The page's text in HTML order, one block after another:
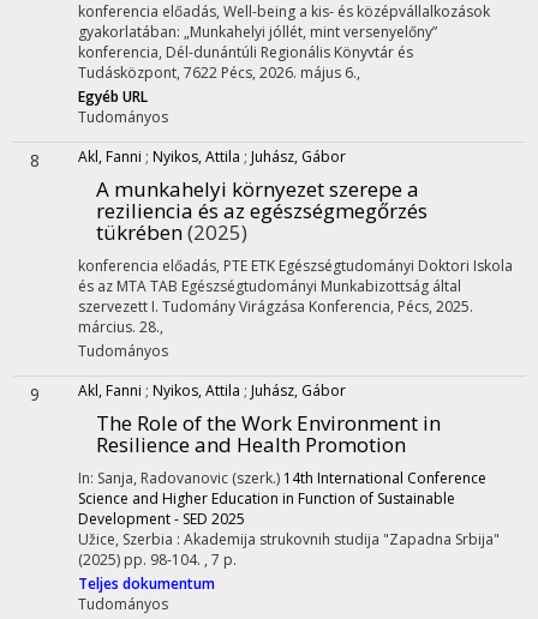
konferencia előadás, Well-being a kis- és középvállalkozások
gyakorlatában: „Munkahelyi jóllét, mint versenyelőny”
konferencia, Dél-dunántúli Regionális Könyvtár és
Tudásközpont, 7622 Pécs, 2026. május 6.,
Egyéb URL
Tudományos
8 Akl, Fanni ; Nyikos, Attila ; Juhász, Gábor
A munkahelyi környezet szerepe a
reziliencia és az egészségmegőrzés
tükrében(2025)
konferencia előadás, PTE ETK Egészségtudományi Doktori Iskola
és az MTA TAB Egészségtudományi Munkabizottság által
szervezett I. Tudomány Virágzása Konferencia, Pécs, 2025.
március. 28.,
Tudományos
9 Akl, Fanni ; Nyikos, Attila ; Juhász, Gábor
The Role of the Work Environment in
Resilience and Health Promotion
In: Sanja, Radovanovic (szerk.) 14th International Conference
Science and Higher Education in Function of Sustainable
Development - SED 2025
Užice, Szerbia : Akademija strukovnih studija "Zapadna Srbija"
(2025) pp. 98-104. , 7 p.
Teljes dokumentum
Tudományos